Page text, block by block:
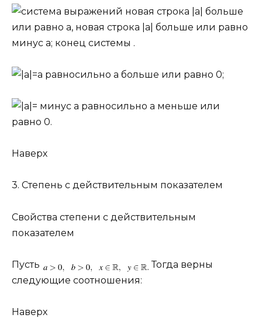
Наверх
3. Степень с действительным показателем
Свойства степени с действительным
показателем
Пусть
Тогда верны
следующие соотношения:
Наверх